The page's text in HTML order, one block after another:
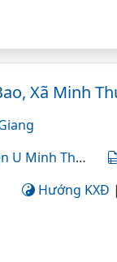
Xã Minh
Minh Thượng,
Hướng KXĐ